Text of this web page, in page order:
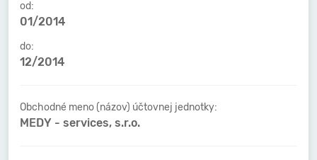
od:
01/2014
do:
12/2014
Obchodné meno (názov) účtovnej jednotky:
MEDY - services, s.r.o.